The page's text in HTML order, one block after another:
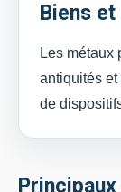
Biens
Les métaux
antiquités
de